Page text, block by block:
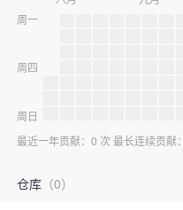
周一
周四
周日
最近一年贡献：0 次 最长连续贡献
仓库 （0）